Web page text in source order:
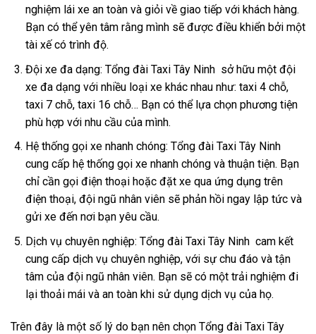
nghiệm lái xe an toàn và giỏi về giao tiếp với khách hàng.
Bạn có thể yên tâm rằng mình sẽ được điều khiển bởi một
tài xế có trình độ.
Đội xe đa dạng: Tổng đài Taxi Tây Ninh sở hữu một đội
xe đa dạng với nhiều loại xe khác nhau như: taxi 4 chỗ,
taxi 7 chỗ, taxi 16 chỗ… Bạn có thể lựa chọn phương tiện
phù hợp với nhu cầu của mình.
Hệ thống gọi xe nhanh chóng: Tổng đài Taxi Tây Ninh
cung cấp hệ thống gọi xe nhanh chóng và thuận tiện. Bạn
chỉ cần gọi điện thoại hoặc đặt xe qua ứng dụng trên
điện thoại, đội ngũ nhân viên sẽ phản hồi ngay lập tức và
gửi xe đến nơi bạn yêu cầu.
Dịch vụ chuyên nghiệp: Tổng đài Taxi Tây Ninh cam kết
cung cấp dịch vụ chuyên nghiệp, với sự chu đáo và tận
tâm của đội ngũ nhân viên. Bạn sẽ có một trải nghiệm đi
lại thoải mái và an toàn khi sử dụng dịch vụ của họ.
Trên đây là một số lý do bạn nên chọn Tổng đài Taxi Tây